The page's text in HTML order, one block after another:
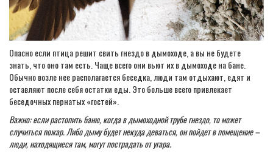
Опасно если птица решит свить гнездо в дымоходе, а вы не будете
знать, что оно там есть. Чаще всего они вьют их в дымоходе на бане.
Обычно возле нее располагается беседка, люди там отдыхают, едят и
оставляют после себя остатки еды. Это больше всего привлекает
беседочных пернатых «гостей».
Важно: если растопить баню, когда в дымоходной трубе гнездо, то может
случиться пожар. Либо дыму будет некуда деваться, он пойдет в помещение –
люди, находящиеся там, могут пострадать от угара.